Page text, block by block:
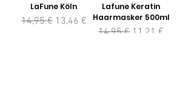
LaFune Köln
Standardpreis
14,95 € Sale-Preis
13,46 €
Lafune Keratin
Haarmasker 500ml
Standardpreis
14,95 € Sale-Preis
11,21 €